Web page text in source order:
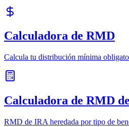
Calculadora de RMD
Calcula tu distribución mínima
Calculadora de RMD
RMD de IRA heredada por tipo de